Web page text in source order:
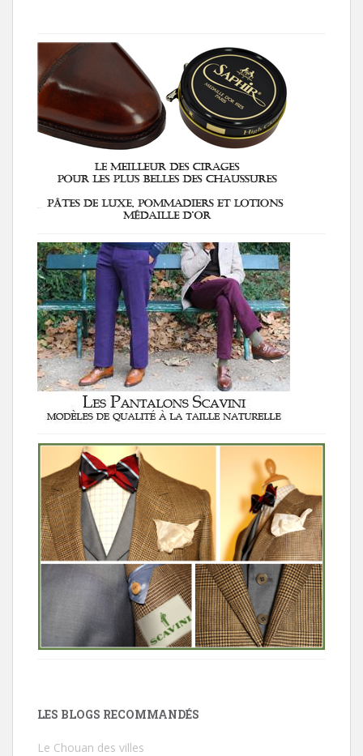
LES BLOGS RECOMMANDÉS
Le Chouan des villes